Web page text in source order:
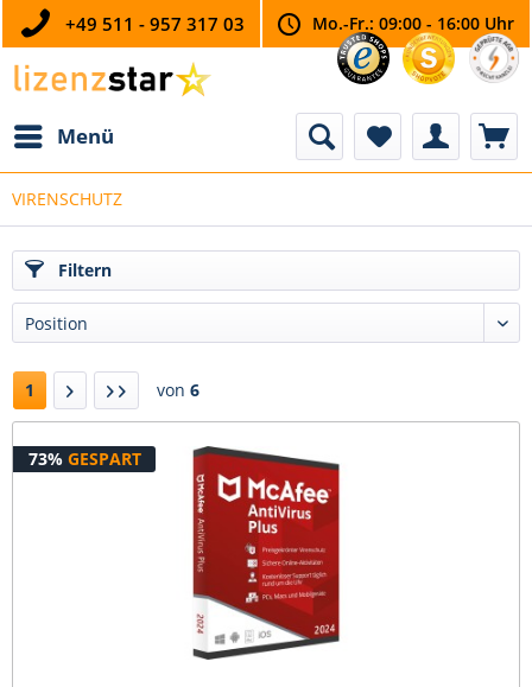
+49 511 - 957 317 03 Mo.-Fr.: 09:00 - 16:00 Uhr
Menü
VIRENSCHUTZ
Filtern
1 von 6
73% GESPART